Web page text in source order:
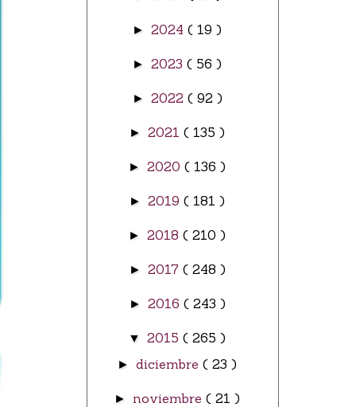
►2024( 19 )
►2023( 56 )
► 2022 ( 92 )
►2021( 135 )
►2020( 136 )
►2019( 181 )
►2018( 210 )
► 2017 ( 248 )
► 2016 ( 243 )
▼2015( 265 )
►diciembre( 23 )
► noviembre( 21 )